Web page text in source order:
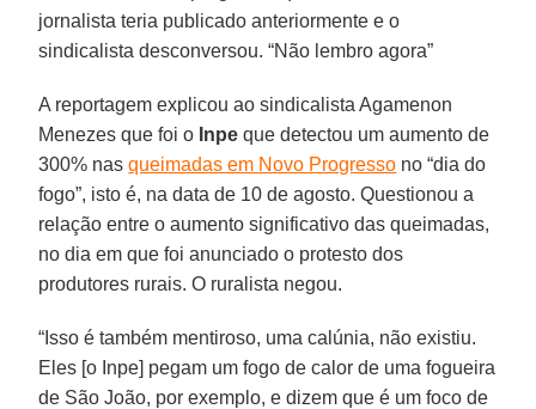
jornalista teria publicado anteriormente e o
sindicalista desconversou. “Não lembro agora”
A reportagem explicou ao sindicalista Agamenon
Menezes que foi o Inpe que detectou um aumento de
300% nasqueimadas em Novo Progresso no “dia do
fogo”, isto é, na data de 10 de agosto. Questionou a
relação entre o aumento significativo das queimadas,
no dia em que foi anunciado o protesto dos
produtores rurais. O ruralista negou.
“Isso é também mentiroso, uma calúnia, não existiu.
Eles [o Inpe] pegam um fogo de calor de uma fogueira
de São João, por exemplo, e dizem que é um foco de